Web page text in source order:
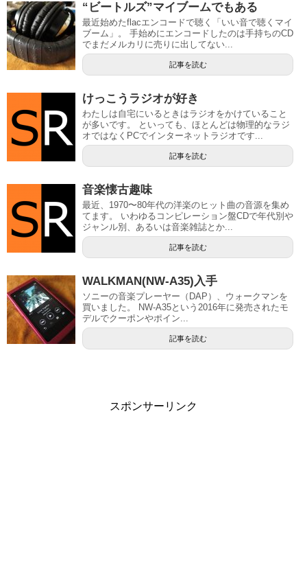
“ビートルズ”マイブームでもある
最近始めたflacエンコードで聴く「いい音で聴くマイ
ブーム」。 手始めにエンコードしたのは手持ちのCD
でまだメルカリに売りに出してない...
記事を読む
けっこうラジオが好き
わたしは自宅にいるときはラジオをかけていること
が多いです。 といっても、ほとんどは物理的なラジ
オではなくPCでインターネットラジオです...
記事を読む
音楽懐古趣味
最近、1970〜80年代の洋楽のヒット曲の音源を集め
てます。 いわゆるコンピレーション盤CDで年代別や
ジャンル別、あるいは音楽雑誌とか...
記事を読む
WALKMAN(NW-A35)入手
ソニーの音楽プレーヤー（DAP）、ウォークマンを
買いました。 NW-A35という2016年に発売されたモ
デルでクーポンやポイン...
記事を読む
スポンサーリンク